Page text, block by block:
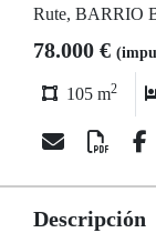
Rute, BARRIO
78.000 €
105 m2
Descripción